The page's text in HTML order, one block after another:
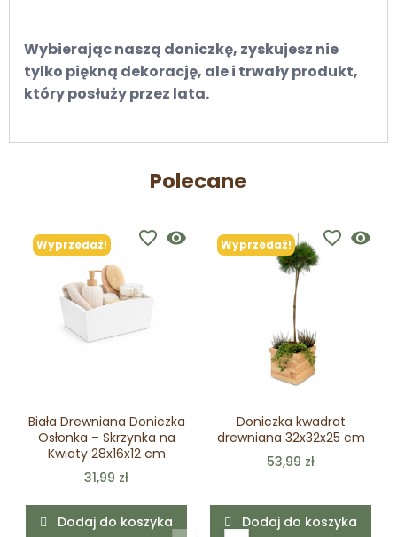
Wybierając naszą doniczkę, zyskujesz nie
tylko piękną dekorację, ale i trwały produkt,
który posłuży przez lata.
Polecane
Wyprzedaż! visibility
favorite_border
Biała Drewniana Doniczka
Osłonka – Skrzynka na
Kwiaty 28x16x12 cm
31,99 zł
Dodaj do koszyka
Wyprzedaż! visibility
favorite_border
Doniczka kwadrat
drewniana 32x32x25 cm
53,99 zł
Dodaj do koszyka